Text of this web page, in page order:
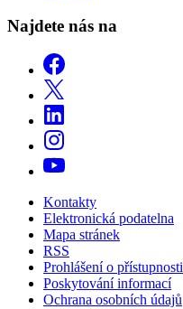
Najdete nás na
Kontakty
Elektronická podatelna
Mapa stránek
RSS
Prohlášení o přístupnosti
Poskytování informací
Ochrana osobních údajů